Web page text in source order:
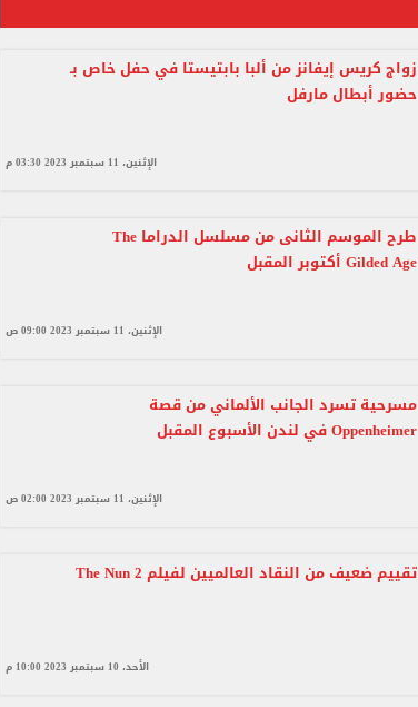
زواج كريس إيفانز من ألبا بابتيستا في حفل خاص بـ
حضور أبطال مارفل
الإثنين، 11 سبتمبر 2023 03:30 م
طرح الموسم الثانى من مسلسل الدراما The
Gilded Age أكتوبر المقبل
الإثنين، 11 سبتمبر 2023 09:00 ص
مسرحية تسرد الجانب الألماني من قصة
Oppenheimer في لندن الأسبوع المقبل
الإثنين، 11 سبتمبر 2023 02:00 ص
تقييم ضعيف من النقاد العالميين لفيلم The Nun 2
الأحد، 10 سبتمبر 2023 10:00 م